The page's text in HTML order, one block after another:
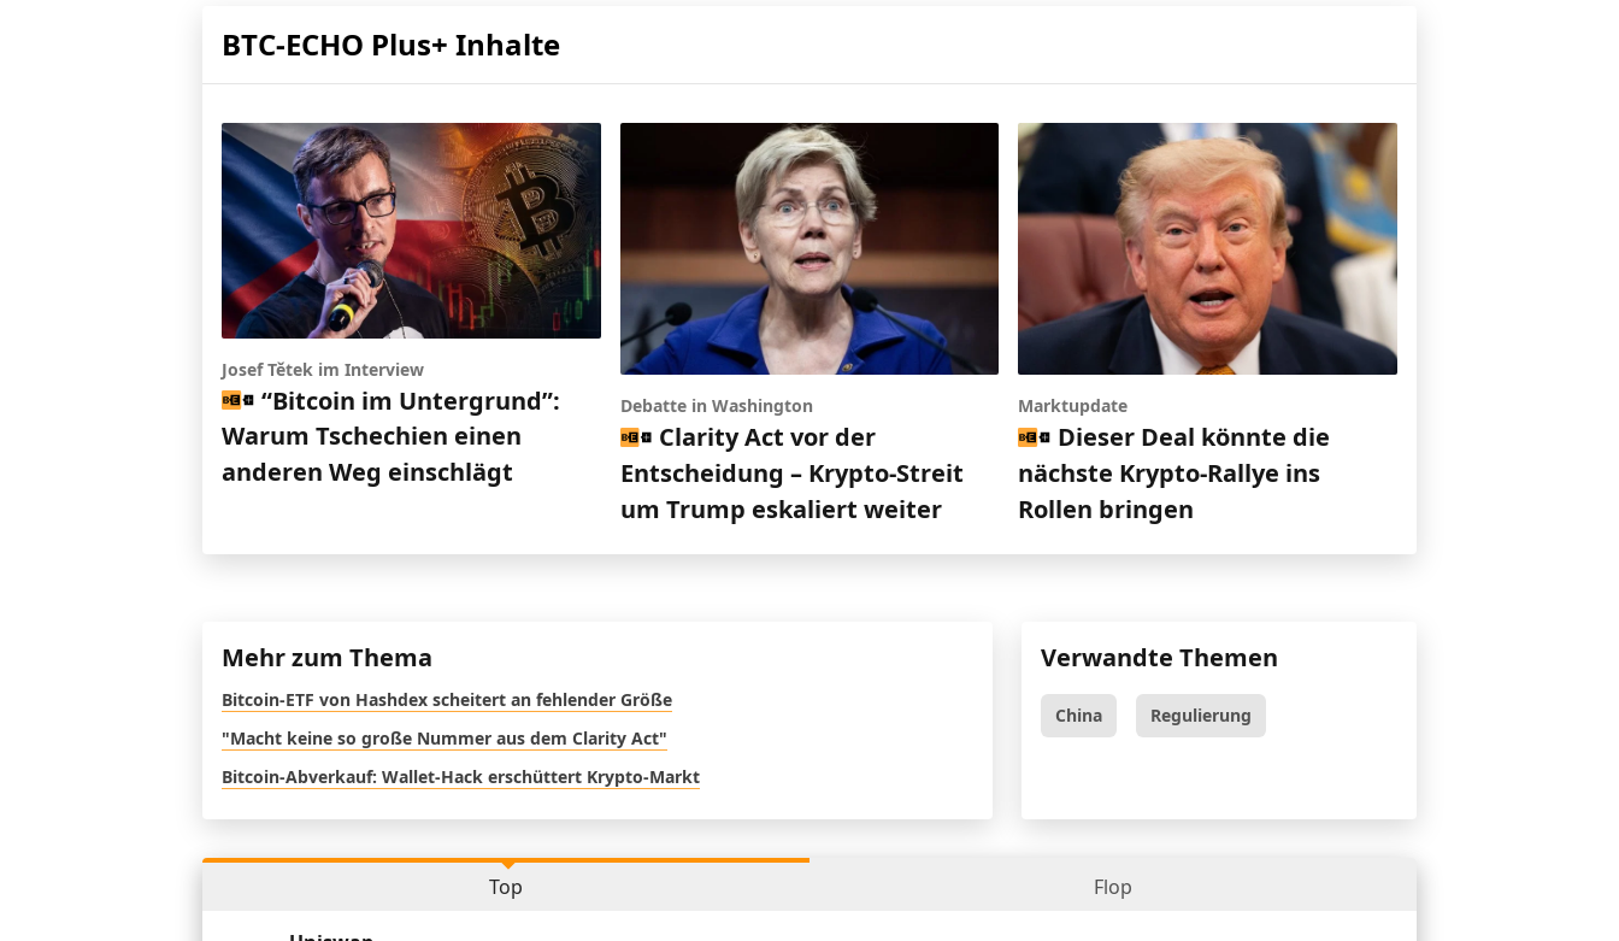
BTC-ECHO Plus+ Inhalte
Josef Tětek im Interview
“Bitcoin im Untergrund”:
Warum Tschechien einen
anderen Weg einschlägt
Debatte in Washington
Clarity Act vor der
Entscheidung – Krypto-Streit
um Trump eskaliert weiter
Marktupdate
Dieser Deal könnte die
nächste Krypto-Rallye ins
Rollen bringen
Mehr zum Thema
Bitcoin-ETF von Hashdex scheitert an fehlender Größe
"Macht keine so große Nummer aus dem Clarity Act"
Bitcoin-Abverkauf: Wallet-Hack erschüttert Krypto-Markt
Verwandte Themen
China Regulierung
Top Flop